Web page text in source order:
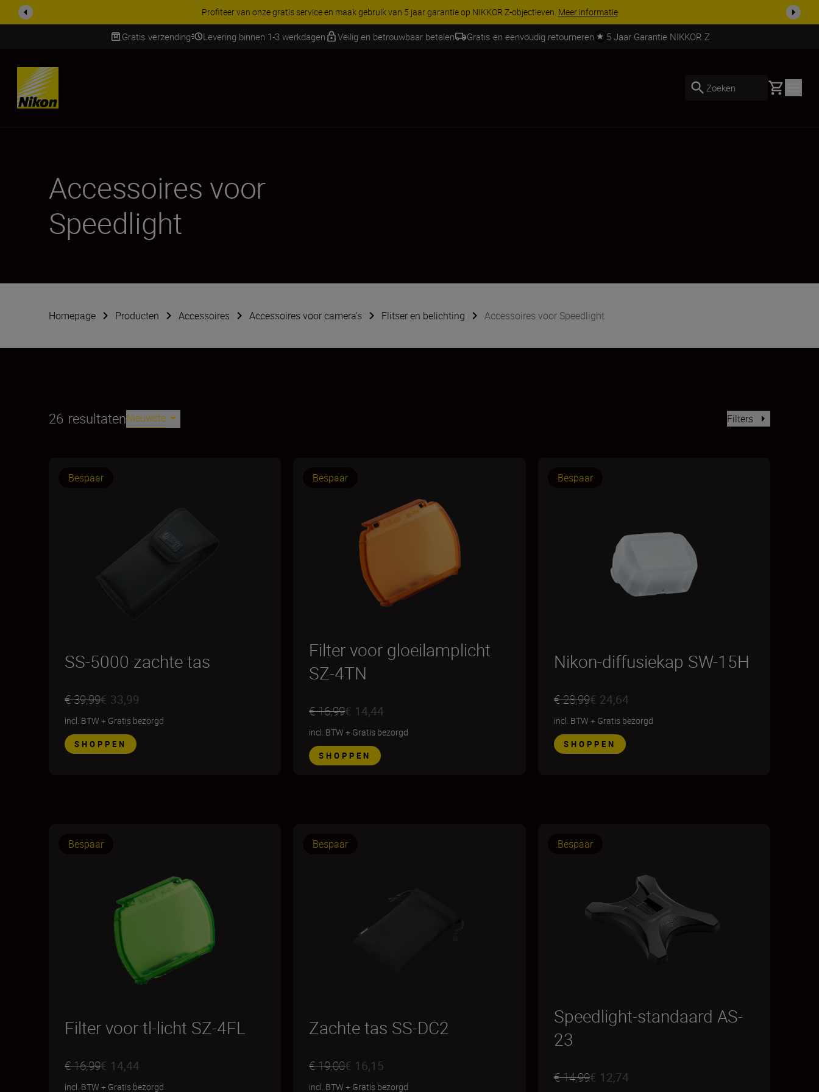
Meer informatie KORTING OP ACCESSOIRES | Bespaar 15% op geselecteerde accessoires, maak je kit vandaag nog compleet Koop
Gratis verzending Levering binnen 1-3 werkdagen Veilig en betrouwbaar betalen Gratis en eenvoudig retourneren 5 Jaar Garantie NIKKOR Z
Skip
Zoeken Basket
Accessoires voor
Speedlight
Homepage Producten Accessoires Accessoires voor camera’s Flitser en belichting Accessoires voor Speedlight
26 resultatenNieuwste Filters
Bespaar
SS-5000 zachte tas
€ 39,99€ 33,99
incl. BTW + Gratis bezorgd
SHOPPEN
Bespaar
Filter voor gloeilamplicht
SZ-4TN
€ 16,99€ 14,44
incl. BTW + Gratis bezorgd
SHOPPEN
Bespaar
Nikon-diffusiekap SW-15H
€ 28,99€ 24,64
incl. BTW + Gratis bezorgd
SHOPPEN
Bespaar
Filter voor tl-licht SZ-4FL
€ 16,99€ 14,44
incl. BTW + Gratis bezorgd
Bespaar
Zachte tas SS-DC2
€ 19,00€ 16,15
incl. BTW + Gratis bezorgd
Bespaar
Speedlight-standaard AS-
23
€ 14,99€ 12,74